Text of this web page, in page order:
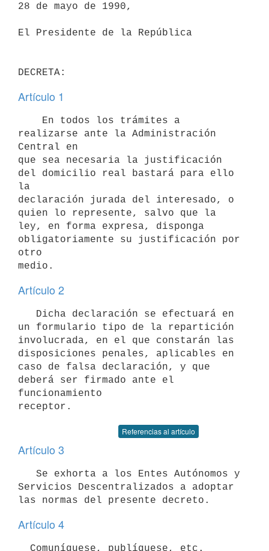
28 de mayo de 1990,
El Presidente de la República
Artículo 1
realizarse ante la Administración
Central en
que sea necesaria la justificación
del domicilio real bastará para ello
la
declaración jurada del interesado, o
quien lo represente, salvo que la
ley, en forma expresa, disponga
obligatoriamente su justificación por
otro
Artículo 2
un formulario tipo de la repartición
involucrada, en el que constarán las
disposiciones penales, aplicables en
caso de falsa declaración, y que
deberá ser firmado ante el
funcionamiento
Referencias al artículo
Artículo 3
Servicios Descentralizados a adoptar
Artículo 4